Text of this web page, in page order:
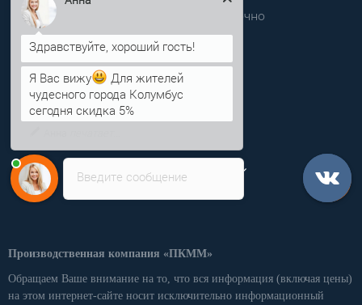
Звоните нам круглосуточно
info@pkmm.ru
Информация
Личный кабинет
Производственная компания «ПКММ»
Обращаем Ваше внимание на то, что вся информация (включая цены)
на этом интернет-сайте носит исключительно информационный
Введите сообщение
Здравствуйте, хороший гость!
Я Вас вижу
Для жителей
чудесного города Колумбус
сегодня скидка 5%